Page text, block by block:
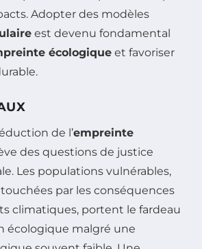
Adopter des modèles
est devenu fondamental
écologique et favoriser
de l’empreinte
des questions de justice
Les populations vulnérables,
par les conséquences
climatiques, portent le fardeau
écologique malgré une